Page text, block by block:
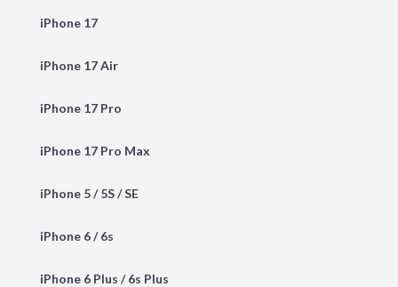
iPhone 17
iPhone 17 Air
iPhone 17 Pro
iPhone 17 Pro Max
iPhone 5 / 5S / SE
iPhone 6 / 6s
iPhone 6 Plus / 6s Plus